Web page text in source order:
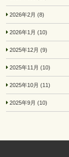
2026年2月(8)
2026年1月(10)
2025年12月(9)
2025年11月(10)
2025年10月(11)
2025年9月(10)